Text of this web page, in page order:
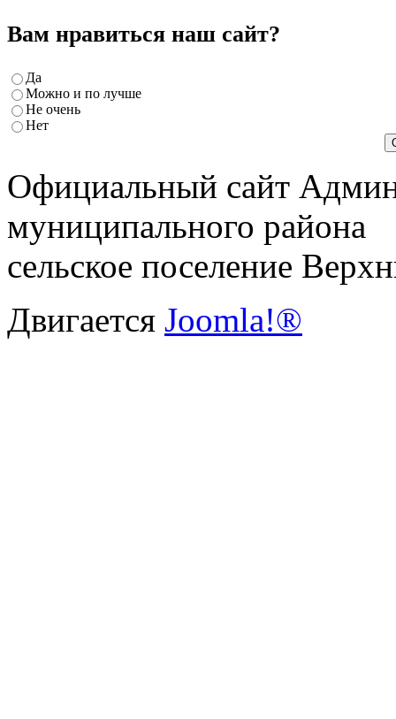
Вам нравиться наш сайт?
Да
Можно и по лучше
Не очень
Нет
Официальный сайт
муниципального района
сельское поселение
Двигается Joomla!®